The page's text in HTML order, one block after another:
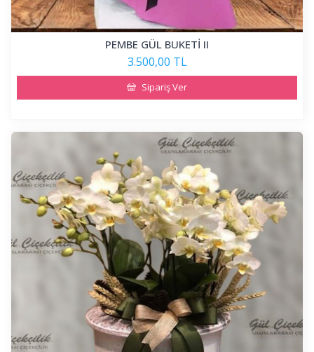
PEMBE GÜL BUKETİ II
3.500,00 TL
Sipariş Ver